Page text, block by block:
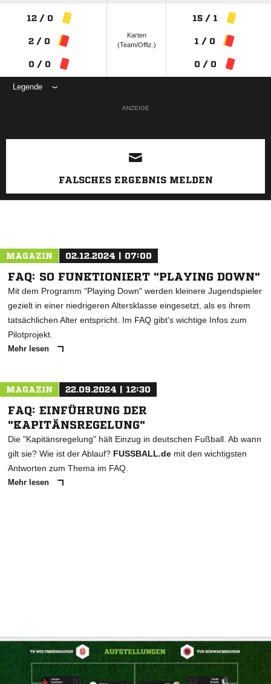
12 / 0
2 / 0
0 / 0
Karten
(Team/Offiz.)
15 / 1
1 / 0
0 / 0
Legende
ANZEIGE
FALSCHES ERGEBNIS MELDEN
MAGAZIN 02.12.2024 | 07:00
FAQ: SO FUNKTIONIERT "PLAYING DOWN"
Mit dem Programm "Playing Down" werden kleinere Jugendspieler
gezielt in einer niedrigeren Altersklasse eingesetzt, als es ihrem
tatsächlichen Alter entspricht. Im FAQ gibt's wichtige Infos zum
Pilotprojekt.
Mehr lesen
MAGAZIN 22.09.2024 | 12:30
FAQ: EINFÜHRUNG DER
"KAPITÄNSREGELUNG"
Die "Kapitänsregelung" hält Einzug in deutschen Fußball. Ab wann
gilt sie? Wie ist der Ablauf? FUSSBALL.de mit den wichtigsten
Antworten zum Thema im FAQ.
Mehr lesen